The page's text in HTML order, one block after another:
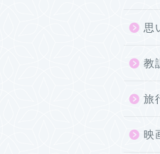
思
教
旅
映